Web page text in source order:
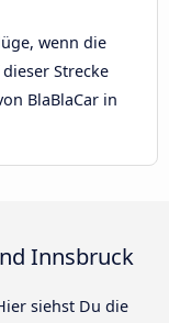
wenn die
Strecke
BlaBlaCar in
Innsbruck
siehst Du die